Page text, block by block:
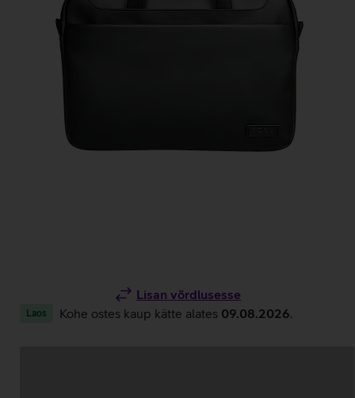
Lisan võrdlusesse
Laos Kohe ostes kaup kätte alates 09.08.2026